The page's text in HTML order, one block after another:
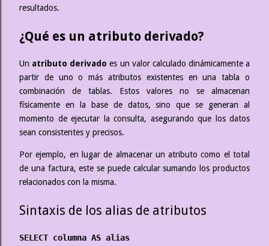
resultados.
¿Qué es un atributo derivado?
Un atributo derivado es un valor calculado dinámicamente a
partir de uno o más atributos existentes en una tabla o
combinación de tablas. Estos valores no se almacenan
físicamente en la base de datos, sino que se generan al
momento de ejecutar la consulta, asegurando que los datos
sean consistentes y precisos.
Por ejemplo, en lugar de almacenar un atributo como el total
de una factura, este se puede calcular sumando los productos
relacionados con la misma.
Sintaxis de los alias de atributos
SELECT columna AS alias